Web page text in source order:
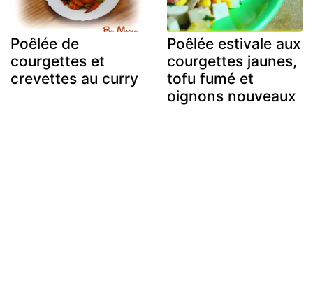
Poêlée de
courgettes et
crevettes au curry
Poêlée estivale aux
courgettes jaunes,
tofu fumé et
oignons nouveaux